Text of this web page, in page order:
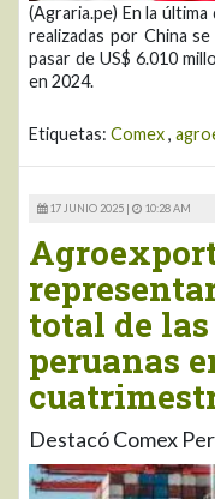
(Agraria.pe) En la
realizadas por China
pasar de US$ 6.010
en 2024.
Etiquetas: Comex,
17 JUNIO 2025 | 10:28 AM
total de
peruanas
Destacó Comex